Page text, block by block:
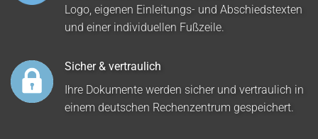
Logo, eigenen Einleitungs- und Abschiedstexten
und einer individuellen Fußzeile.
Sicher & vertraulich
Ihre Dokumente werden sicher und vertraulich in
einem deutschen Rechenzentrum gespeichert.